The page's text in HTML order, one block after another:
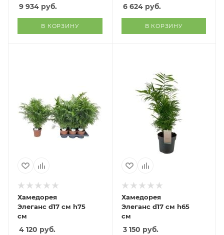
9 934 руб.
В КОРЗИНУ
6 624руб.
В КОРЗИНУ
Хамедорея
Элеганс d17 см h75
см
4 120 руб.
Хамедорея
Элеганс d17 см h65
см
3 150 руб.